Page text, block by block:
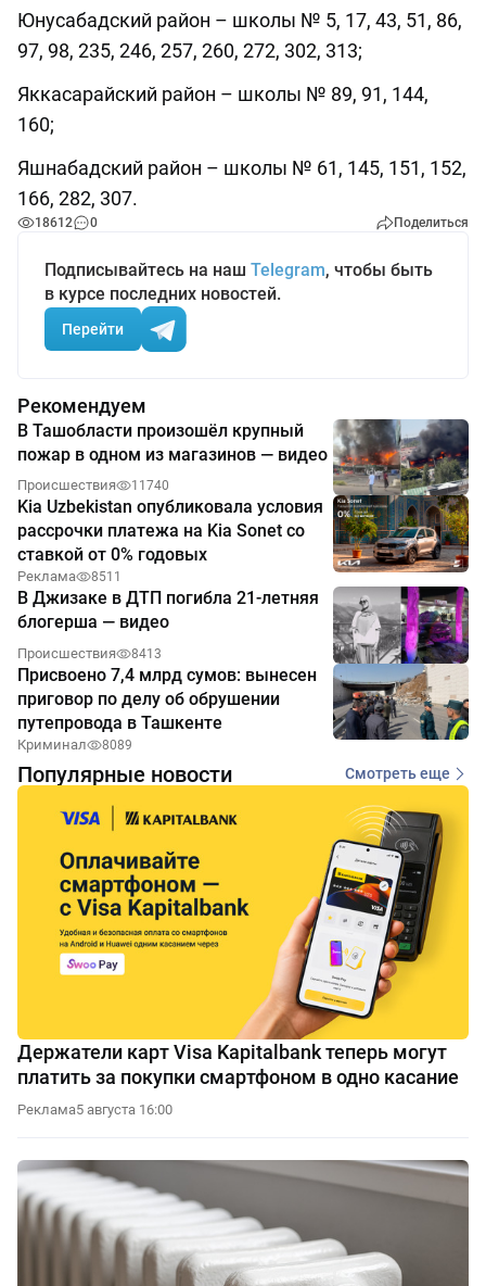
Юнусабадский район – школы № 5, 17, 43, 51, 86,
97, 98, 235, 246, 257, 260, 272, 302, 313;
Яккасарайский район – школы № 89, 91, 144,
160;
Яшнабадский район – школы № 61, 145, 151, 152,
166, 282, 307.
18612 0 Поделиться
Подписывайтесь на наш Telegram, чтобы быть
в курсе последних новостей.
Перейти
Рекомендуем
В Ташобласти произошёл крупный
пожар в одном из магазинов — видео
Происшествия 11740
Kia Uzbekistan опубликовала условия
рассрочки платежа на Kia Sonet со
ставкой от 0% годовых
Реклама 8511
В Джизаке в ДТП погибла 21-летняя
блогерша — видео
Происшествия 8413
Присвоено 7,4 млрд сумов: вынесен
приговор по делу об обрушении
путепровода в Ташкенте
Криминал 8089
Популярные новости Смотреть еще
Держатели карт Visa Kapitalbank теперь могут
платить за покупки смартфоном в одно касание
Реклама5 августа 16:00